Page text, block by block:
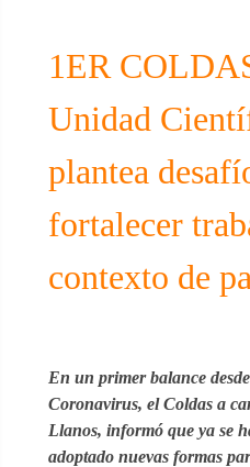
1ER
Unidad
plantea
fortalecer
contexto de
En un primer balance
Coronavirus, el Coldas a
Llanos, informó que ya se
adoptado nuevas formas